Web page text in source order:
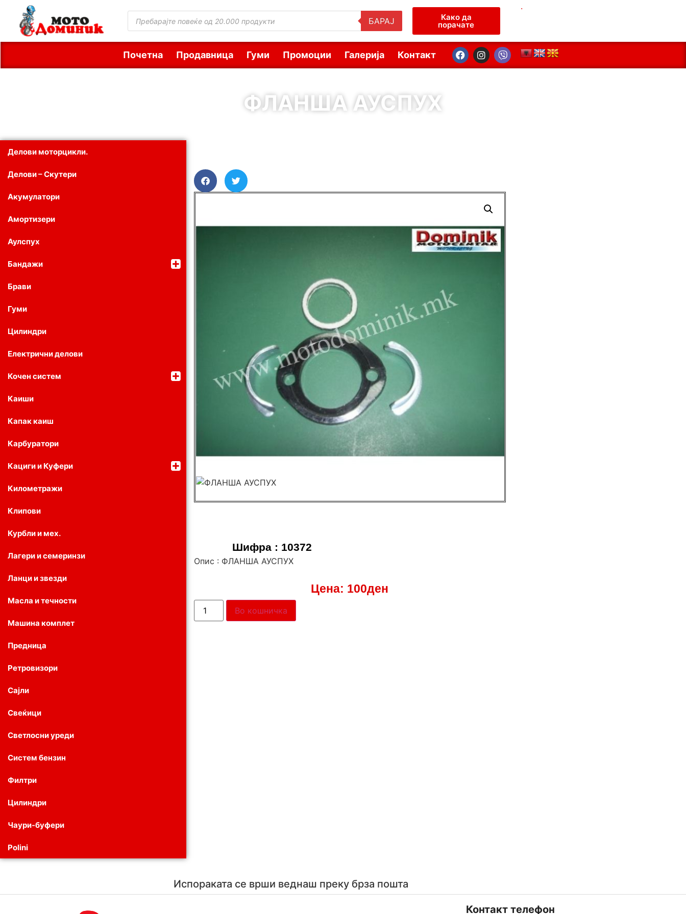
БАРАЈ Како да
порачате
.
Почетна Продавница Гуми Промоции Галерија Контакт
ФЛАНША АУСПУХ
Делови моторцикли.
Делови – Скутери
Акумулатори
Амортизери
Аулспух
Бандажи
Брави
Гуми
Цилиндри
Електрични делови
Кочен систем
Каиши
Капак каиш
Карбуратори
Кациги и Куфери
Километражи
Клипови
Курбли и мех.
Лагери и семеринзи
Ланци и звезди
Масла и течности
Машина комплет
Предница
Ретровизори
Сајли
Свеќици
Светлосни уреди
Систем бензин
Филтри
Цилиндри
Чаури-буфери
Polini
Шифра : 10372
Опис : ФЛАНША АУСПУХ
Цена: 100ден
Во кошничка
Испораката се врши веднаш преку брза пошта
Контакт телефон